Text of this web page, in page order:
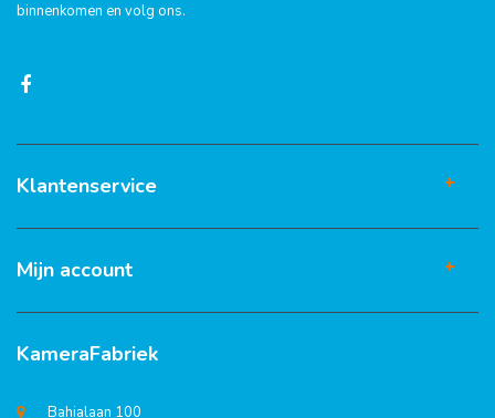
binnenkomen en volg ons.
Klantenservice
Mijn account
KameraFabriek
Bahialaan 100